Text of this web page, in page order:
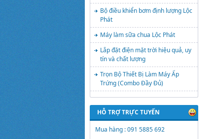
Bộ điều khiển bơm định lượng Lộc
Phát
Máy làm sữa chua Lộc Phát
Lắp đặt điện mặt trời hiệu quả, uy
tín và chất lượng
Trọn Bộ Thiết Bị Làm Máy Ấp
Trứng (Combo Đầy Đủ)
HỖ TRỢ TRỰC TUYẾN
Mua hàng : 091 5885 692